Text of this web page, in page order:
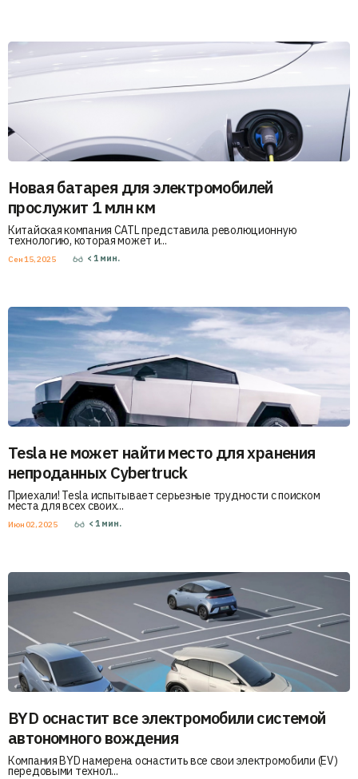
Новая батарея для электромобилей
прослужит 1 млн км
Китайская компания CATL представила революционную
технологию, которая может и...
Сен 15, 2025 < 1 мин.
Tesla не может найти место для хранения
непроданных Cybertruck
Приехали! Tesla испытывает серьезные трудности с поиском
места для всех своих...
Июн 02, 2025 < 1 мин.
BYD оснастит все электромобили системой
автономного вождения
Компания BYD намерена оснастить все свои электромобили (EV)
передовыми технол...